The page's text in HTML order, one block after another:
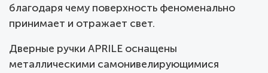
благодаря чему поверхность феноменально
принимает и отражает свет.
Дверные ручки APRILE оснащены
металлическими самонивелирующимися